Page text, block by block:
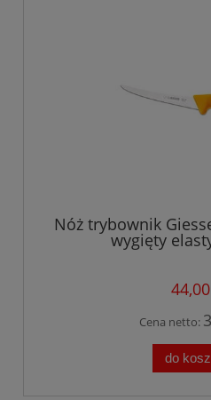
Nóż trybownik
wygięty
44,00
Cena netto:
do